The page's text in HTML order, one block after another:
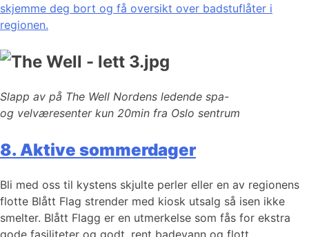
skjemme deg bort og få oversikt over badstuflåter i
regionen.
Slapp av på The Well Nordens ledende spa-
og velværesenter kun 20min fra Oslo sentrum
8. Aktive sommerdager
Bli med oss til kystens skjulte perler eller en av regionens
flotte Blått Flag strender med kiosk utsalg så isen ikke
smelter. Blått Flagg er en utmerkelse som fås for ekstra
gode fasiliteter og godt, rent badevann og flott